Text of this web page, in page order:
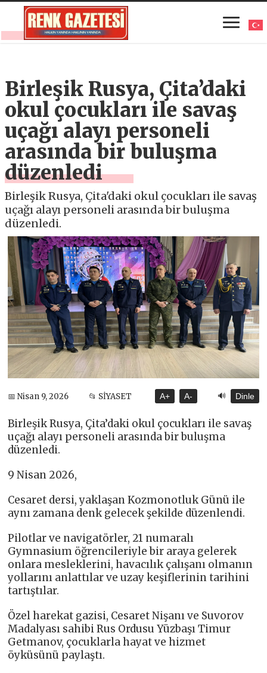
Birleşik Rusya, Çita’daki
okul çocukları ile savaş
uçağı alayı personeli
arasında bir buluşma
düzenledi
Birleşik Rusya, Çita'daki okul çocukları ile savaş
uçağı alayı personeli arasında bir buluşma
düzenledi.
📅 Nisan 9, 2026 📂 SİYASET A+ A- 🔊 Dinle
Birleşik Rusya, Çita’daki okul çocukları ile savaş
uçağı alayı personeli arasında bir buluşma
düzenledi.
9 Nisan 2026,
Cesaret dersi, yaklaşan Kozmonotluk Günü ile
aynı zamana denk gelecek şekilde düzenlendi.
Pilotlar ve navigatörler, 21 numaralı
Gymnasium öğrencileriyle bir araya gelerek
onlara mesleklerini, havacılık çalışanı olmanın
yollarını anlattılar ve uzay keşiflerinin tarihini
tartıştılar.
Özel harekat gazisi, Cesaret Nişanı ve Suvorov
Madalyası sahibi Rus Ordusu Yüzbaşı Timur
Getmanov, çocuklarla hayat ve hizmet
öyküsünü paylaştı.